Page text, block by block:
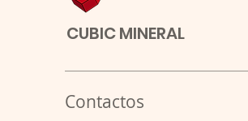
CUBIC MINERAL
Contactos